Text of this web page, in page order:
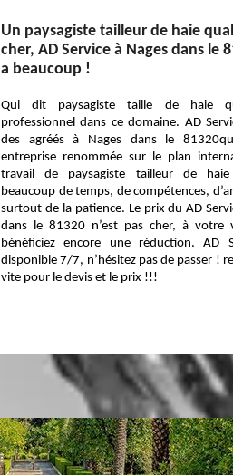
Un paysagiste tailleur de haie
cher, AD Service à Nages dans le
a beaucoup !
Qui dit paysagiste taille de haie
professionnel dans ce domaine. AD
des agréés à Nages dans le
entreprise renommée sur le plan
travail de paysagiste tailleur de haie
beaucoup de temps, de compétences,
surtout de la patience. Le prix du AD
dans le 81320 n’est pas cher, à votre
bénéficiez encore une réduction. AD
disponible 7/7, n’hésitez pas de passer !
vite pour le devis et le prix !!!